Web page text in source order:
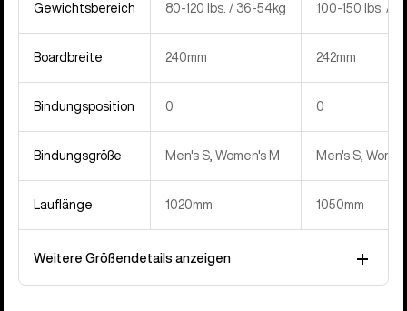
Gewichtsbereich 80-120 lbs. / 36-54kg 100-150 lbs. /
Boardbreite 240mm 242mm
Bindungsposition 0 0
Bindungsgröße Men's S, Women's M Men's S,
Lauflänge 1020mm 1050mm
Weitere Größendetails anzeigen